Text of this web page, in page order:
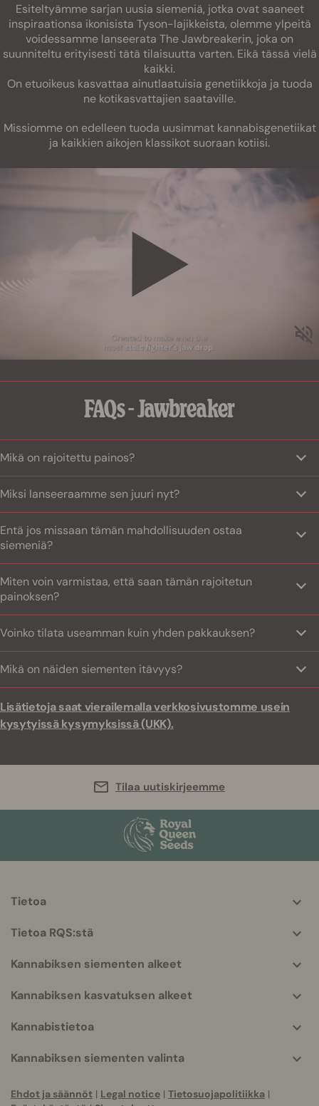
Esiteltyämme sarjan uusia siemeniä, jotka ovat saaneet
inspiraationsa ikonisista Tyson-lajikkeista, olemme ylpeitä
voidessamme lanseerata The Jawbreakerin, joka on
suunniteltu erityisesti tätä tilaisuutta varten. Eikä tässä vielä
kaikki.
On etuoikeus kasvattaa ainutlaatuisia genetiikkoja ja tuoda
ne kotikasvattajien saataville.
Missiomme on edelleen tuoda uusimmat kannabisgenetiikat
ja kaikkien aikojen klassikot suoraan kotiisi.
FAQs - Jawbreaker
Mikä on rajoitettu painos?
Miksi lanseeraamme sen juuri nyt?
Entä jos missaan tämän mahdollisuuden ostaa
siemeniä?
Miten voin varmistaa, että saan tämän rajoitetun
painoksen?
Voinko tilata useamman kuin yhden pakkauksen?
Mikä on näiden siementen itävyys?
Lisätietoja saat vierailemalla verkkosivustomme usein
kysytyissä kysymyksissä (UKK).
Tilaa uutiskirjeemme
More
info
Tietoa
Tietoa RQS:stä
Kannabiksen siementen alkeet
Kannabiksen kasvatuksen alkeet
Kannabistietoa
Kannabiksen siementen valinta
Ehdot ja säännöt | Legal notice | Tietosuojapolitiikka |